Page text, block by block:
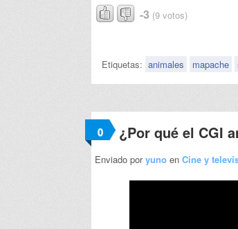
-3 (9 votos)
Etiquetas: animales mapache
0 ¿Por qué el CGI
Enviado poryuno en Cine y